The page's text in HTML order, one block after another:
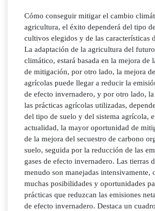
Cómo conseguir mitigar el cambio
agricultura, el éxito dependerá del tipo
cultivos elegidos y de las características
La adaptación de la agricultura del
climático, estará basada en la mejora de
de mitigación, por otro lado, la mejora
agrícolas puede llegar a reducir la
de efecto invernadero, y por otro lado,
las prácticas agrícolas utilizadas,
del tipo de suelo y del sistema agrícola,
actualidad, la mayor oportunidad de
de la mejora del secuestro de carbono
suelo, seguida por la reducción de las
gases de efecto invernadero. Las tierras
menudo son manejadas intensivamente,
muchas posibilidades y oportunidades
prácticas que reduzcan las emisiones
de efecto invernadero. Destaca un